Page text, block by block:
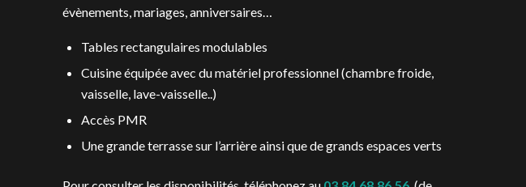
évènements, mariages, anniversaires…
Tables rectangulaires modulables
Cuisine équipée avec du matériel professionnel (chambre froide,
vaisselle, lave-vaisselle..)
Accès PMR
Une grande terrasse sur l’arrière ainsi que de grands espaces verts